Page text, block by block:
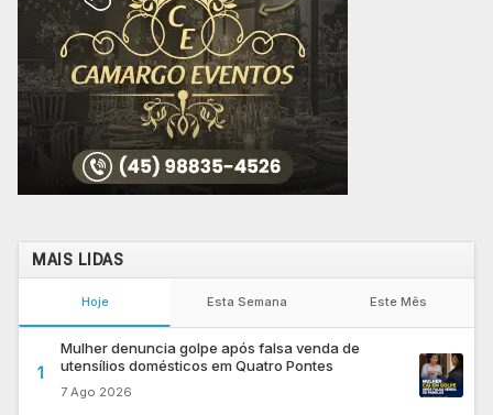
MAIS LIDAS
Hoje Esta Semana Este Mês
1
Mulher denuncia golpe após falsa venda de
utensílios domésticos em Quatro Pontes
7 Ago 2026